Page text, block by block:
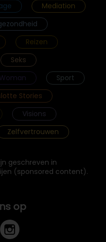
Mediation
Reizen
Seks
Sport
Stories
Visions
Zelfvertrouwen
geschreven in
(sponsored content).
op